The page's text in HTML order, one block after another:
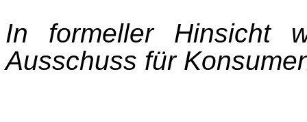
In formeller Hinsicht
Ausschuss für